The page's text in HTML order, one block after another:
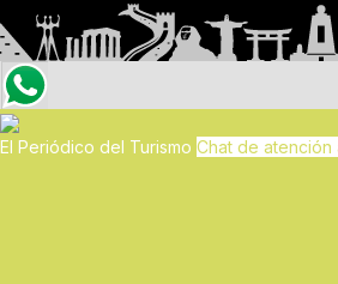
El Periódico del Turismo Chat de atención